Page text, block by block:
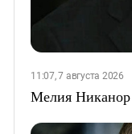
11:07, 7 августа 2026
Мелия